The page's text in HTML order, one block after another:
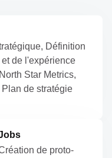
Définition
de l'expérience
Star Metrics,
de stratégie
de proto-